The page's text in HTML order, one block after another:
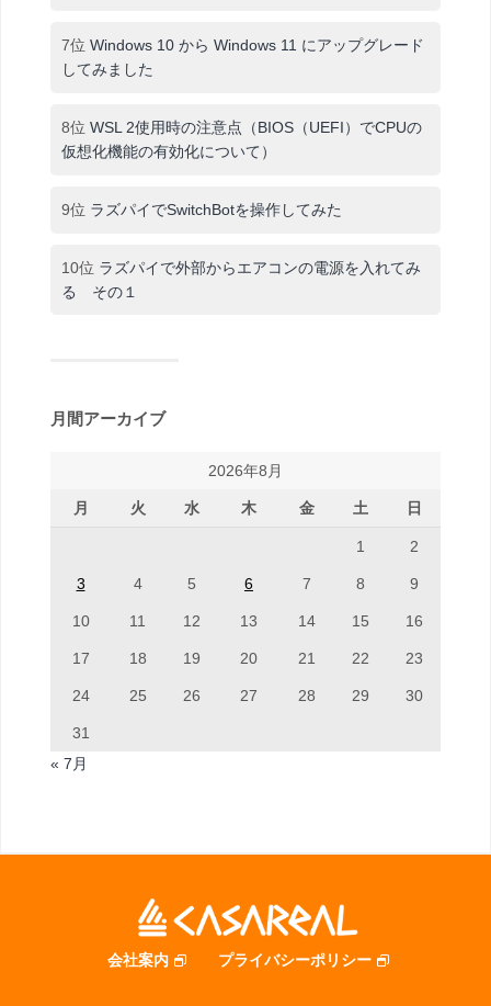
7位 Windows 10 から Windows 11 にアップグレード
してみました
8位 WSL 2使用時の注意点（BIOS（UEFI）でCPUの
仮想化機能の有効化について）
9位 ラズパイでSwitchBotを操作してみた
10位 ラズパイで外部からエアコンの電源を入れてみ
る その１
月間アーカイブ
2026年8月
月 火 水 木 金 土 日
1 2
3 4 5 6 7 8 9
10 11 12 13 14 15 16
17 18 19 20 21 22 23
24 25 26 27 28 29 30
31
« 7月
会社案内 プライバシーポリシー